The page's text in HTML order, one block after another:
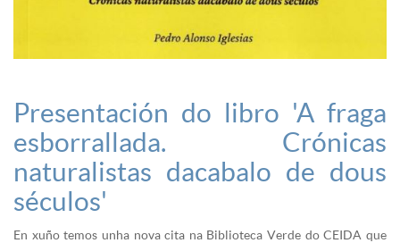
Presentación do libro 'A fraga
esborrallada. Crónicas
naturalistas dacabalo de dous
séculos'
En xuño temos unha nova cita na Biblioteca Verde do CEIDA que